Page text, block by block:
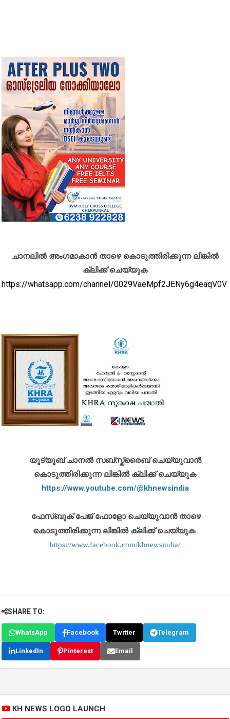
ചാനലിൽ അംഗമാകാൻ താഴെ കൊടുത്തിരിക്കുന്ന ലിങ്കിൽ
ക്ലിക്ക് ചെയ്യുക
https://whatsapp.com/channel/0029VaeMpf2JENy6g4eaqV0V
യൂട്യൂബ് ചാനൽ സബ്സ്ക്രൈബ് ചെയ്യുവാൻ
കൊടുത്തിരിക്കുന്ന ലിങ്കിൽ ക്ലിക്ക് ചെയ്യുക
https://www.youtube.com/@khnewsindia
ഫേസ്ബുക് പേജ് ഫോളോ ചെയ്യുവാൻ താഴെ
കൊടുത്തിരിക്കുന്ന ലിങ്കിൽ ക്ലിക്ക് ചെയ്യുക
https://www.facebook.com/khnewsindia/
SHARE TO:
WhatsApp Facebook Twitter Telegram
LinkedIn Pinterest Email
KH NEWS LOGO LAUNCH